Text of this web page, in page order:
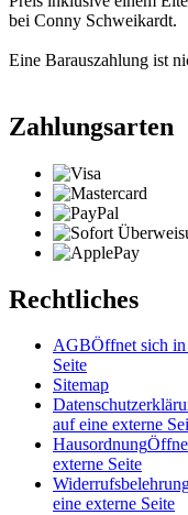
bei Conny Schweikardt.
Eine Barauszahlung ist
Zahlungsarten
Rechtliches
AGBÖffnet sich in
Seite
Sitemap
auf eine externe
Hausordnung
externe Seite
eine externe Seite